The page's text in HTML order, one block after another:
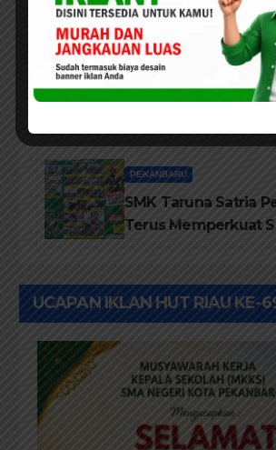
Hari Jadi Provinsi
Tahun
PEKANBARU
Wali Kota Agung
Dalam IMT-GT di
PEKANBARU
SMK Taruna Satria
Terus Memperkuat
UCAPAN IKLAN HUT RIAU KE-